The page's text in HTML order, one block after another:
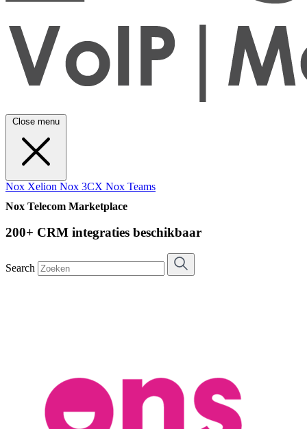
Close menu
Nox Xelion Nox 3CX Nox Teams
Nox Telecom Marketplace
200+ CRM integraties beschikbaar
Search